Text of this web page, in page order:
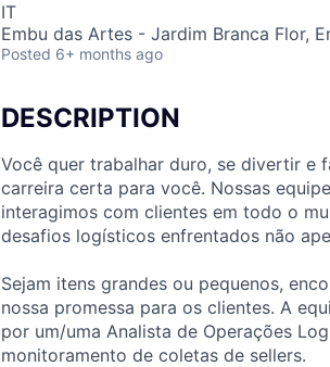
IT
Embu das Artes - Jardim Branca Flor,
Posted 6+ months ago
DESCRIPTION
Você quer trabalhar duro, se divertir e
carreira certa para você. Nossas
interagimos com clientes em todo o
desafios logísticos enfrentados não
Sejam itens grandes ou pequenos,
nossa promessa para os clientes. A
por um/uma Analista de Operações
monitoramento de coletas de sellers.